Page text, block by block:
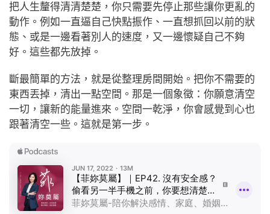
把人生釐得清清楚楚，你只需要先停止那些讓你更亂的
動作。例如一直逼自己快點振作、一直想抓回以前的狀
態、或是一邊看著別人的速度，又一邊懷疑自己不夠
好。這些都先放掉。
斷最簡單的方法，就是從整理房間開始。把你不需要的
東西丟掉，清出一點空間。那是一個象徵：你願意清空
一切，讓新的能量進來。空間一乾淨，你會感覺到心也
跟著清空一些。這就是第一步。